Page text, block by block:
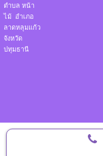
ตำบล หน้า
ไม้ อำเภอ
ลาดหลุมแก้ว
จังหวัด
ปทุมธานี